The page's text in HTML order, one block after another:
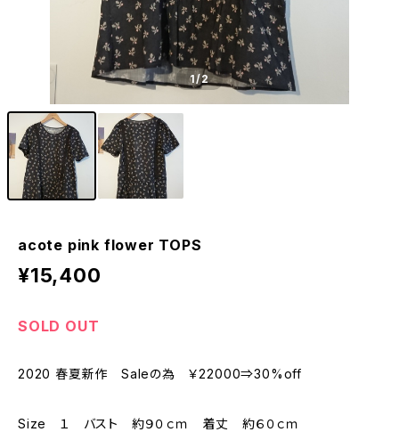
1/2
acote pink flower TOPS
¥15,400
SOLD OUT
2020 春夏新作 Saleの為 ￥22000⇒30%off
Size １ バスト 約９０ｃｍ 着丈 約６０ｃｍ